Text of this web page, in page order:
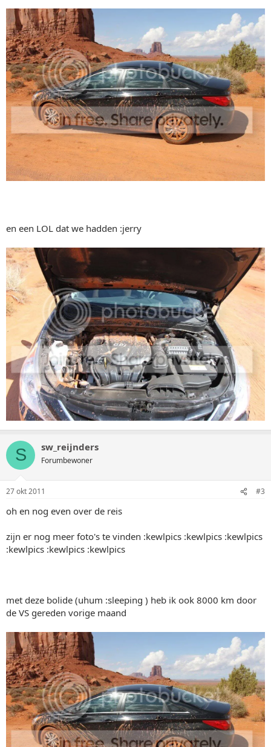
en een LOL dat we hadden :jerry
S sw_reijnders
Forumbewoner
27 okt 2011 #3
oh en nog even over de reis
zijn er nog meer foto's te vinden :kewlpics :kewlpics :kewlpics
:kewlpics :kewlpics :kewlpics
met deze bolide (uhum :sleeping ) heb ik ook 8000 km door
de VS gereden vorige maand